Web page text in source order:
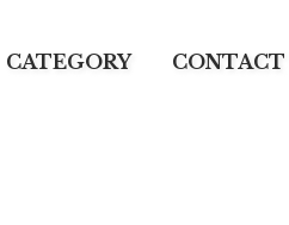
CATEGORY CONTACT